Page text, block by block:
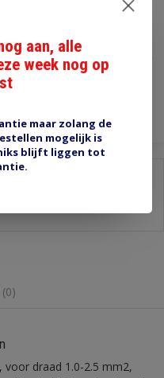
aan winkelwagen
draad 1.0-2.5 mm2,
aan, alle
week nog op
maar zolang de
mogelijk is
blijft liggen tot